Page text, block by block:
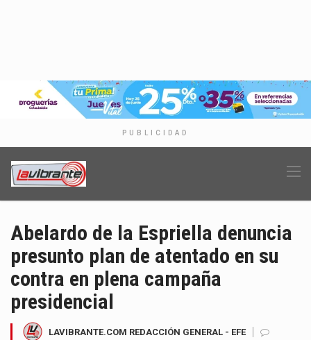
PUBLICIDAD
Abelardo de la Espriella denuncia
presunto plan de atentado en su
contra en plena campaña
presidencial
LAVIBRANTE.COM REDACCIÓN GENERAL - EFE